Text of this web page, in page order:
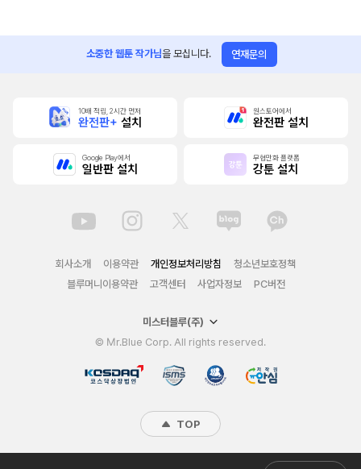
소중한 웹툰 작가님을 모십니다. 연재문의
10배 적립, 2시간 먼저
완전판+ 설치
원스토어에서
완전판 설치
Google Play에서
일반판 설치
무협만화 플랫폼
강툰 설치
회사소개 이용약관 개인정보처리방침
청소년보호정책
블루머니이용약관
고객센터 사업자정보 PC버전
미스터블루(주)
© Mr.Blue Corp. All rights reserved.
TOP